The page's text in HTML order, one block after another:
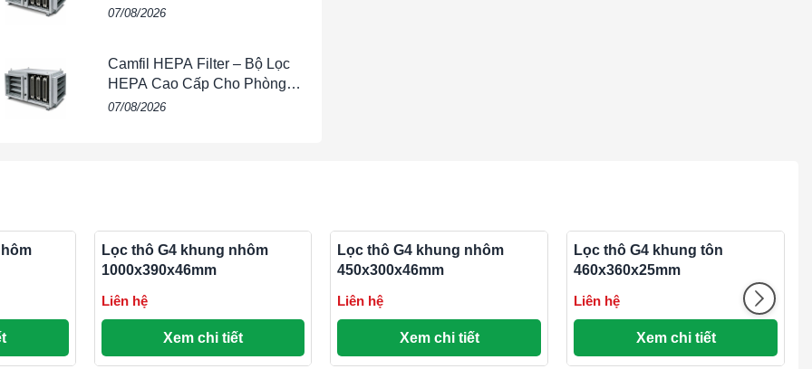
cấp và gia công bởi:
Hệ Thống Thông Gió
07/08/2026
Camfil HEPA Filter – Bộ Lọc
HEPA Cao Cấp Cho Phòng
Sạch, HVAC, FFU & Nhà Máy
07/08/2026
Lọc thô G4 khung nhôm
1000x390x46mm
Liên hệ
Xem chi tiết
Lọc thô G4 khung nhôm
450x300x46mm
Liên hệ
Xem chi tiết
Lọc thô G4 khung tôn
460x360x25mm
Liên hệ
Xem chi tiết